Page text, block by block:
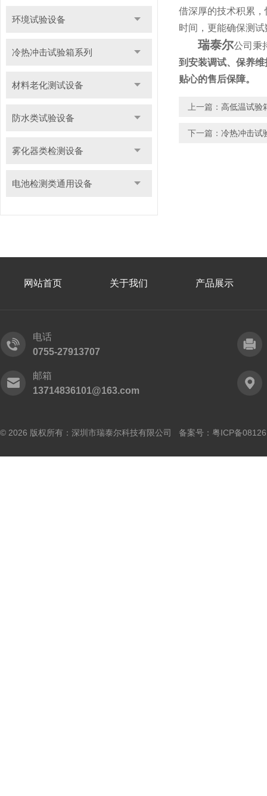
环境试验设备
冷热冲击试验箱系列
材料老化测试设备
防水类试验设备
雾化器类检测设备
电池检测类通用设备
借深厚的技术积累
时间，更能确保测
瑞泰尔公司秉
到安装调试、保养
贴心的售后保障。
上一篇： 高低温试验
下一篇： 冷热冲击试
网站首页 关于我们 产品展示
电话
0755-27913707
邮箱
13714836101@163.com
© 2026 版权所有：深圳市瑞泰尔科技有限公司 备案号： 粤ICP备